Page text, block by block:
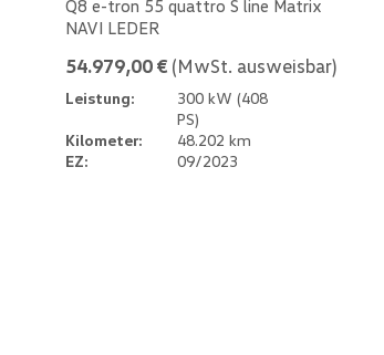
Q8 e-tron 55 quattro S line Matrix
NAVI LEDER
54.979,00 € (MwSt. ausweisbar)
Leistung:
300 kW (408
PS)
Kilometer:
48.202 km
EZ:
09/2023